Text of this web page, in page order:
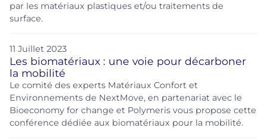
par les matériaux plastiques et/ou traitements de
surface.
11 Juillet 2023
Les biomatériaux : une voie pour décarboner
la mobilité
Le comité des experts Matériaux Confort et
Environnements de NextMove, en partenariat avec le
Bioeconomy for change et Polymeris vous propose cette
conférence dédiée aux biomatériaux pour la mobilité.